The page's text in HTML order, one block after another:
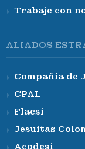
Trabaje con
ALIADOS
Compañía de
CPAL
Flacsi
Jesuitas
Acodesi